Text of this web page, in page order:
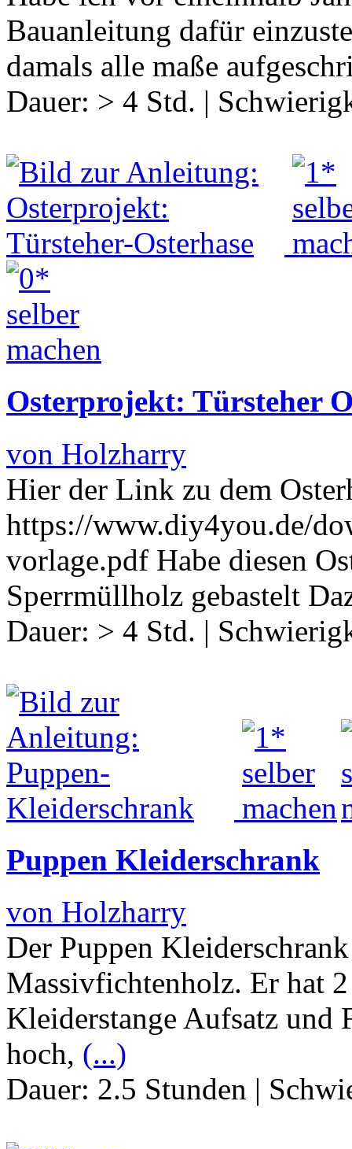
Bauanleitung dafür
damals alle maße
Dauer: > 4 Std. |
Osterprojekt: Türsteher
von Holzharry
Hier der Link zu dem
https://www.diy4you.de/
vorlage.pdf Habe diesen
Sperrmüllholz gebastelt
Dauer: > 4 Std. |
Puppen Kleiderschrank
von Holzharry
Der Puppen
Massivfichtenholz. Er hat
Kleiderstange Aufsatz und
hoch, (...)
Dauer: 2.5 Stunden |